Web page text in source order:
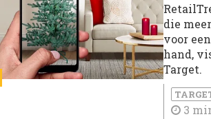
die
voor
hand,
Target.
3